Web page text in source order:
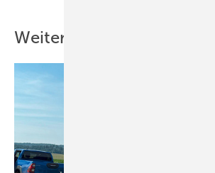
Weitere Inhalte